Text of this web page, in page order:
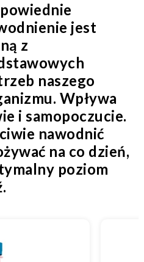
jest
z
naszego
Wpływa
i samopoczucie.
nawodnić
na co dzień,
poziom